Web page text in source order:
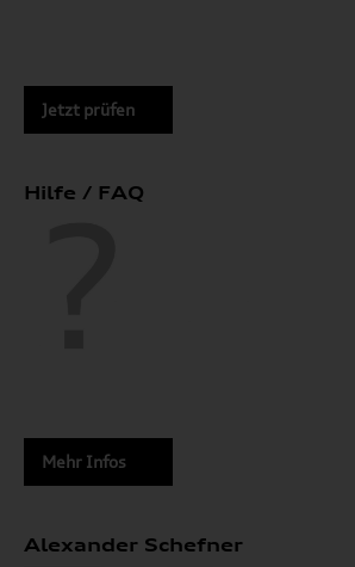
Jetzt prüfen
Hilfe / FAQ
Mehr Infos
Alexander Schefner